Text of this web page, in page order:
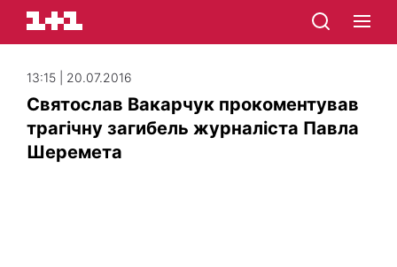
13:15 | 20.07.2016
Святослав Вакарчук прокоментував
трагічну загибель журналіста Павла
Шеремета